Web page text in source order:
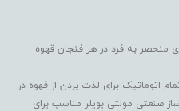
منحصر به فرد در هر فنجان قهوه
اتوماتیک برای لذت بردن از قهوه در
صنعتی مولتی بویلر مناسب برای